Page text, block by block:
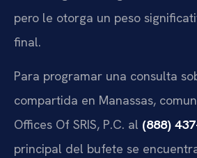
pero le otorga un peso
final.
Para programar una consulta
compartida en Manassas,
Offices Of SRIS, P.C. al (888)
principal del bufete se